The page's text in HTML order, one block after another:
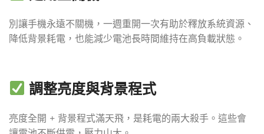
別讓手機永遠不關機，一週重開一次有助於釋放系統資源、
降低背景耗電，也能減少電池長時間維持在高負載狀態。
調整亮度與背景程式
亮度全開 + 背景程式滿天飛，是耗電的兩大殺手。這些會